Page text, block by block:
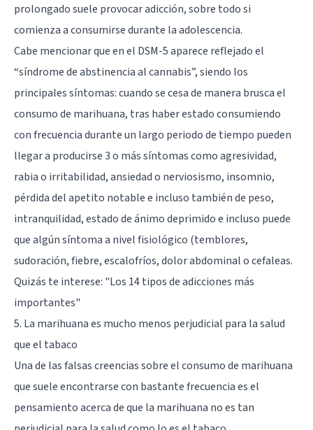
prolongado suele provocar adicción, sobre todo si
comienza a consumirse durante la adolescencia.
Cabe mencionar que en el DSM-5 aparece reflejado el
“síndrome de abstinencia al cannabis”, siendo los
principales síntomas: cuando se cesa de manera brusca el
consumo de marihuana, tras haber estado consumiendo
con frecuencia durante un largo periodo de tiempo pueden
llegar a producirse 3 o más síntomas como agresividad,
rabia o irritabilidad, ansiedad o nerviosismo, insomnio,
pérdida del apetito notable e incluso también de peso,
intranquilidad, estado de ánimo deprimido e incluso puede
que algún síntoma a nivel fisiológico (temblores,
sudoración, fiebre, escalofríos, dolor abdominal o cefaleas.
Quizás te interese: "Los 14 tipos de adicciones más
importantes"
5. La marihuana es mucho menos perjudicial para la salud
que el tabaco
Una de las falsas creencias sobre el consumo de marihuana
que suele encontrarse con bastante frecuencia es el
pensamiento acerca de que la marihuana no es tan